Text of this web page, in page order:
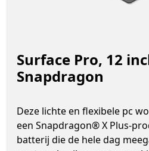
Surface Pro, 12
Snapdragon
Deze lichte en flexibele pc
een Snapdragon® X Plus-
batterij die de hele dag